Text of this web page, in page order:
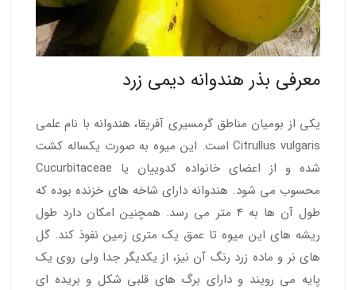
معرفی بذر هندوانه دیمی زرد
یکی از بومیان مناطق گرمسیری آفریقا، هندوانه با نام علمی
Citrullus vulgaris است. این میوه به صورت یکساله کشت
شده و از اعضای خانواده کدوییان یا Cucurbitaceae
محسوب می شود. هندوانه دارای شاخه های خزنده بوده که
طول آن ها به 4 متر می رسد. همچنین امکان دارد طول
ریشه های این میوه تا عمق یک متری زمین نفوذ کند. گل
های نر و ماده زرد رنگ آن نیز، از یکدیگر جدا ولی روی یک
پایه می رویند و دارای برگ های قلبی شکل و بریده ای